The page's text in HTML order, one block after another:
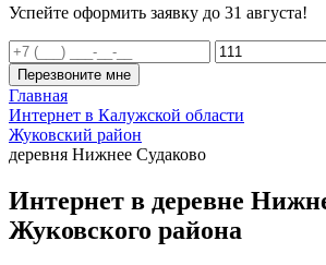
Успейте оформить заявку до 31 августа!
Перезвоните мне
Главная
Интернет в Калужской области
Жуковский район
деревня Нижнее Судаково
Интернет в деревне
Жуковского района